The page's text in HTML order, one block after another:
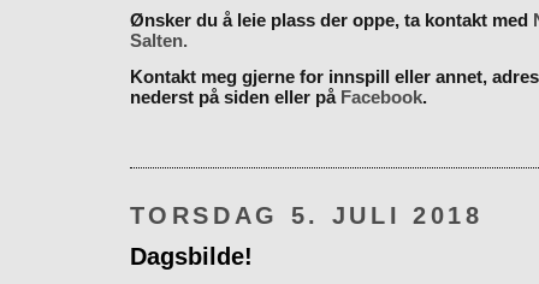
Ønsker du å leie plass der oppe, ta kontakt med
Salten.
Kontakt meg gjerne for innspill eller annet,
nederst på siden eller på Facebook.
TORSDAG 5. JULI 2018
Dagsbilde!